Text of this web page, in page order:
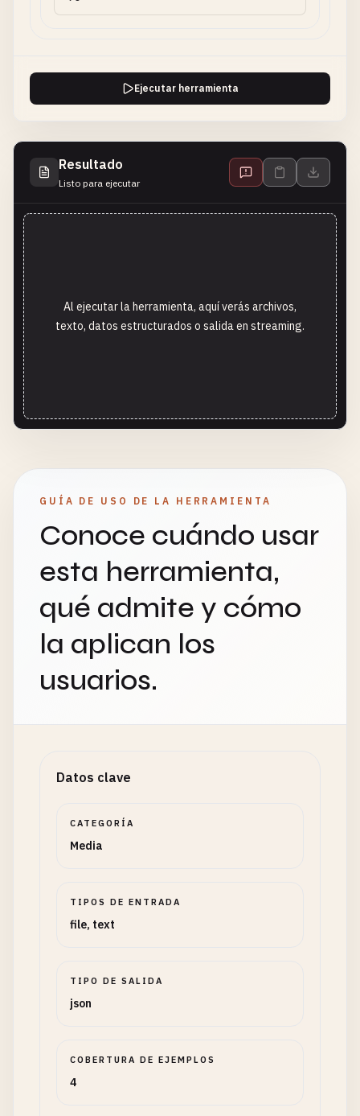
Ejecutar herramienta
Resultado
Listo para ejecutar
Al ejecutar la herramienta, aquí verás archivos,
texto, datos estructurados o salida en streaming.
GUÍA DE USO DE LA HERRAMIENTA
Conoce cuándo usar
esta herramienta,
qué admite y cómo
la aplican los
usuarios.
Datos clave
CATEGORÍA
Media
TIPOS DE ENTRADA
file, text
TIPO DE SALIDA
json
COBERTURA DE EJEMPLOS
4